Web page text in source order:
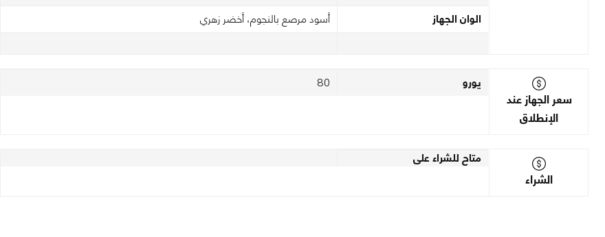
الوان الجهاز أسود مرصع بالنجوم، أخضر زهري
سعر الجهاز عند
الإنطلاق
يورو 80
الشراء
متاح للشراء على